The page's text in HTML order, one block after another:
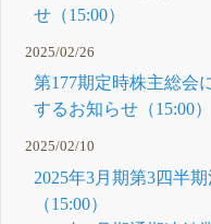
せ（15:00）
2025/02/26
第177期定時株主総会
するお知らせ（15:00）
2025/02/10
2025年3月期第3四半
（15:00）